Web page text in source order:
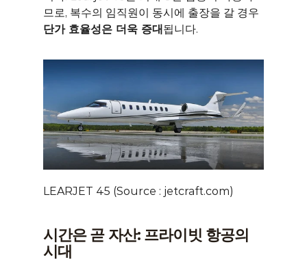
단가 효율성은 더욱 증대됩니다.
LEARJET 45 (Source : jetcraft.com)
시간은 곧 자산: 프라이빗 항공의
시대